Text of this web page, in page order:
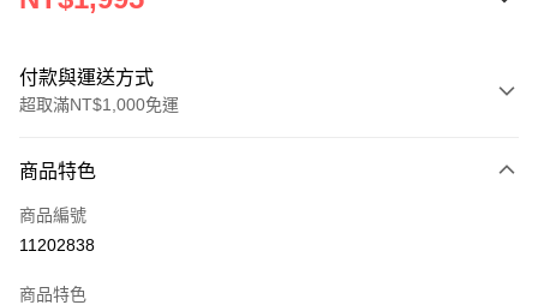
付款與運送方式
超取滿NT$1,000免運
信用卡一次付款
信用卡分期付款
商品特色
商品編號
11202838
商品特色